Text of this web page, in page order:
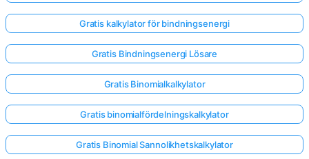
Gratis kalkylator för bindningsenergi
Gratis Bindningsenergi Lösare
Gratis Binomialkalkylator
Gratis binomialfördelningskalkylator
Gratis Binomial Sannolikhetskalkylator